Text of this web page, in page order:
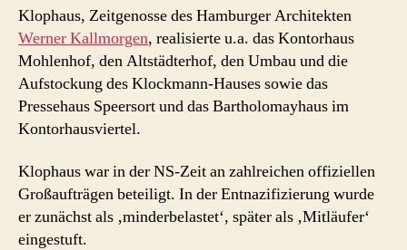
Klophaus, Zeitgenosse des Hamburger Architekten
Werner Kallmorgen, realisierte u.a. das Kontorhaus
Mohlenhof, den Altstädterhof, den Umbau und die
Aufstockung des Klockmann-Hauses sowie das
Pressehaus Speersort und das Bartholomayhaus im
Kontorhausviertel.
Klophaus war in der NS-Zeit an zahlreichen offiziellen
Großaufträgen beteiligt. In der Entnazifizierung wurde
er zunächst als ‚minderbelastet‘, später als ‚Mitläufer‘
eingestuft.